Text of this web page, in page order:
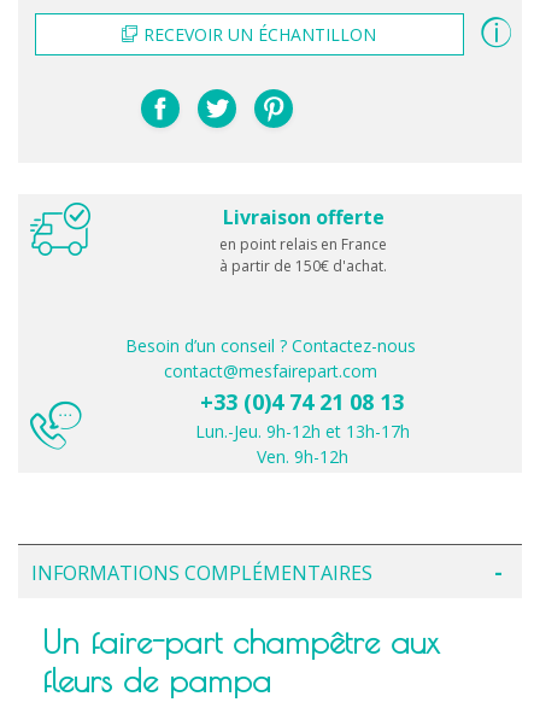
RECEVOIR UN ÉCHANTILLON
Livraison offerte
en point relais en France
à partir de 150€ d'achat.
Besoin d’un conseil ? Contactez-nous
contact@mesfairepart.com
+33 (0)4 74 21 08 13
Lun.-Jeu. 9h-12h et 13h-17h
Ven. 9h-12h
INFORMATIONS COMPLÉMENTAIRES
Un faire-part champêtre aux
fleurs de pampa